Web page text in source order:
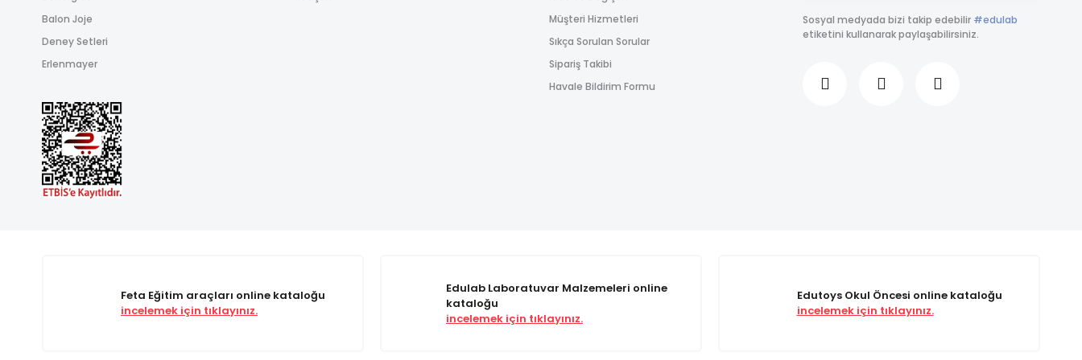
Balon Joje
Deney Setleri
Erlenmayer
Müşteri Hizmetleri
Sıkça Sorulan Sorular
Sipariş Takibi
Havale Bildirim Formu
Sosyal medyada bizi takip edebilir #edulab
etiketini kullanarak paylaşabilirsiniz.
Feta Eğitim araçları online kataloğu
incelemek için tıklayınız.
Edulab Laboratuvar Malzemeleri online
kataloğu
incelemek için tıklayınız.
Edutoys Okul Öncesi online kataloğu
incelemek için tıklayınız.